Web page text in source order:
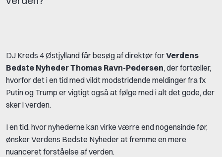
DJ Kreds 4 Østjylland får besøg af direktør forVerdens
Bedste NyhederThomas Ravn-Pedersen, der fortæller,
hvorfor det i en tid med vildt modstridende meldinger fra fx
Putin og Trump er vigtigt også at følge med i alt det gode, der
sker i verden.
I en tid, hvor nyhederne kan virke værre end nogensinde før,
ønsker Verdens Bedste Nyheder at fremme en mere
nuanceret forståelse af verden.